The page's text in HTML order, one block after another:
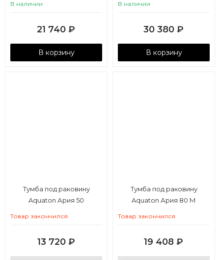
В наличии
21 740 ₽
В корзину
В наличии
30 380 ₽
В корзину
Тумба под раковину
Aquaton Ария 50
Товар закончился
13 720 ₽
Тумба под раковину
Aquaton Ария 80 М
Товар закончился
19 408 ₽